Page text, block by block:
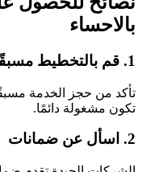
بالاحساء
1. قم بالتخطيط مسبقًا
تأكد من حجز الخدمة
تكون مشغولة دائمًا.
2. اسأل عن ضمانات